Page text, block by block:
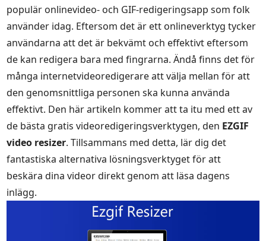
populär onlinevideo- och GIF-redigeringsapp som folk
använder idag. Eftersom det är ett onlineverktyg tycker
användarna att det är bekvämt och effektivt eftersom
de kan redigera bara med fingrarna. Ändå finns det för
många internetvideoredigerare att välja mellan för att
den genomsnittliga personen ska kunna använda
effektivt. Den här artikeln kommer att ta itu med ett av
de bästa gratis videoredigeringsverktygen, den EZGIF
video resizer. Tillsammans med detta, lär dig det
fantastiska alternativa lösningsverktyget för att
beskära dina videor direkt genom att läsa dagens
inlägg.